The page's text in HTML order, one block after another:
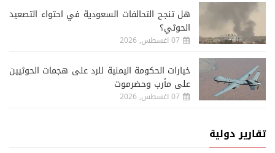
هل تنجح التحالفات السعودية في احتواء التصعيد
الحوثي؟
07 اغسطس, 2026
خيارات الحكومة اليمنية للرد على هجمات الحوثيين
على مأرب وحضرموت
07 اغسطس, 2026
تقارير دولية